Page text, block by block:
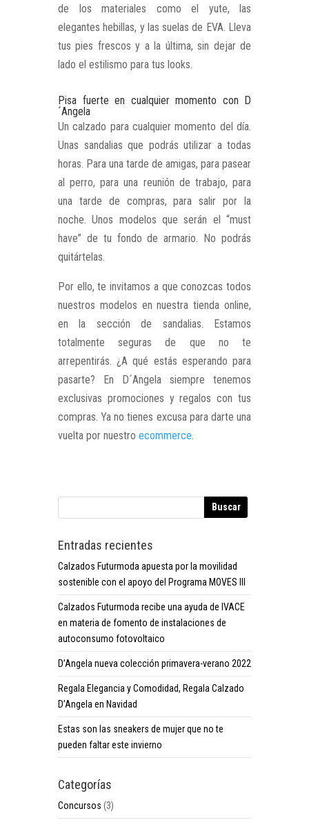
de los materiales como el yute, las
elegantes hebillas, y las suelas de EVA. Lleva
tus pies frescos y a la última, sin dejar de
lado el estilismo para tus looks.
Pisa fuerte en cualquier momento con D
´Angela
Un calzado para cualquier momento del día.
Unas sandalias que podrás utilizar a todas
horas. Para una tarde de amigas, para pasear
al perro, para una reunión de trabajo, para
una tarde de compras, para salir por la
noche. Unos modelos que serán el “must
have” de tu fondo de armario. No podrás
quitártelas.
Por ello, te invitamos a que conozcas todos
nuestros modelos en nuestra tienda online,
en la sección de sandalias. Estamos
totalmente seguras de que no te
arrepentirás. ¿A qué estás esperando para
pasarte? En D´Angela siempre tenemos
exclusivas promociones y regalos con tus
compras. Ya no tienes excusa para darte una
vuelta por nuestro ecommerce
Entradas recientes
Calzados Futurmoda apuesta por la movilidad
sostenible con el apoyo del Programa MOVES III
Calzados Futurmoda recibe una ayuda de IVACE
en materia de fomento de instalaciones de
autoconsumo fotovoltaico
D’Angela nueva colección primavera-verano 2022
Regala Elegancia y Comodidad, Regala Calzado
D’Angela en Navidad
Estas son las sneakers de mujer que no te
pueden faltar este invierno
Categorías
Concursos (3)